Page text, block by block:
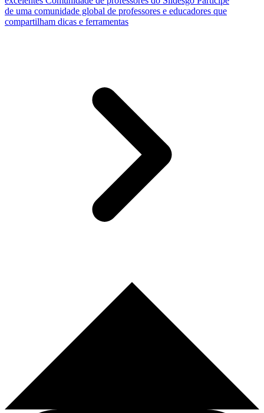
de uma comunidade global de professores e educadores que
compartilham dicas e ferramentas